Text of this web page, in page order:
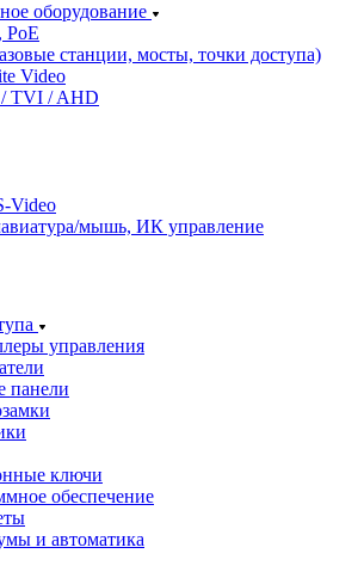
оборудование
PoE
станции, мосты, точки доступа)
Video
TVI / AHD
Video
мышь, ИК управление
управления
панели
ключи
обеспечение
и автоматика